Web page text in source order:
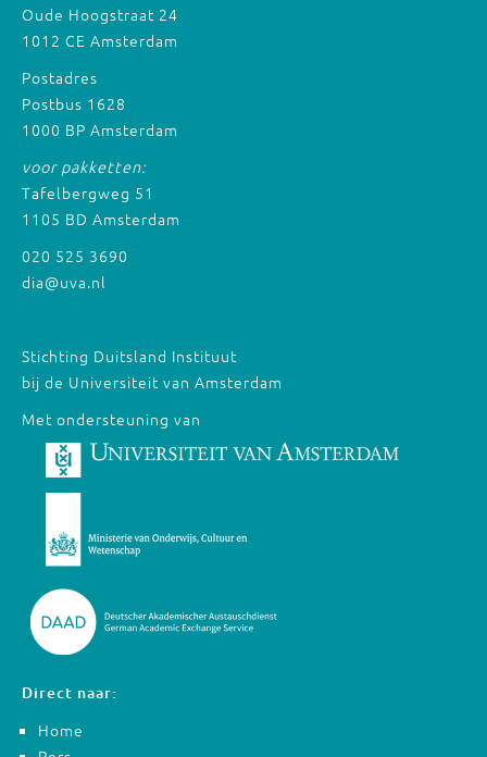
Oude Hoogstraat 24
1012 CE Amsterdam
Postadres
Postbus 1628
1000 BP Amsterdam
voor pakketten:
Tafelbergweg 51
1105 BD Amsterdam
020 525 3690
dia@uva.nl
Stichting Duitsland Instituut
bij de Universiteit van Amsterdam
Met ondersteuning van
Direct naar:
Home